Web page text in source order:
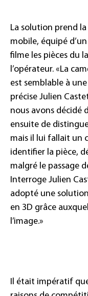
La solution prend
mobile, équipé
filme les pièces du
l’opérateur. «La
est semblable à
précise Julien
nous avons décidé
ensuite de
mais il lui fallait un
identifier la pièce,
malgré le passage
Interroge Julien
adopté une
en 3D grâce
l’image.»
Il était impératif